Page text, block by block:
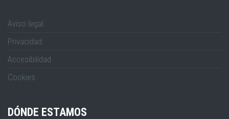
Aviso legal
Privacidad
Accesibilidad
Cookies
DÓNDE ESTAMOS